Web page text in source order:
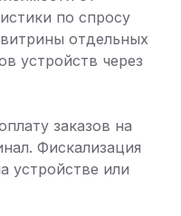
по спросу
отдельных
устройств через
заказов на
Фискализация
устройстве или